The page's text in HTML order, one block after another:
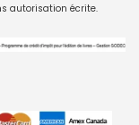
autorisation écrite.